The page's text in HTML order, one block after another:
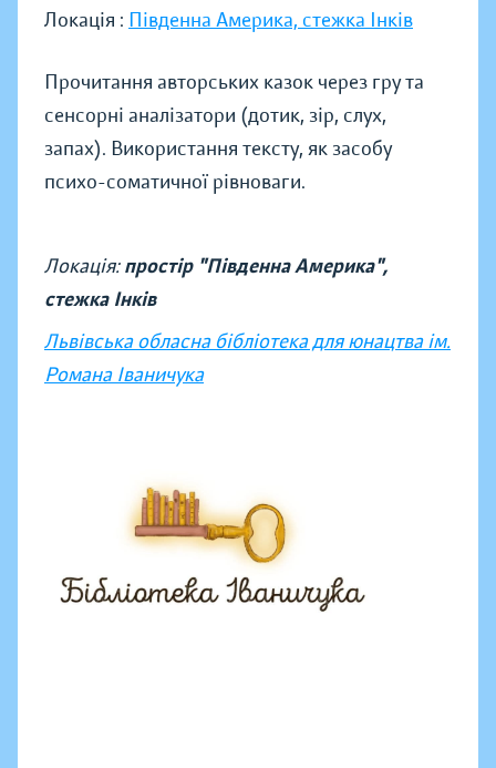
Локація : Південна Америка, стежка Інків
Прочитання авторських казок через гру та
сенсорні аналізатори (дотик, зір, слух,
запах). Використання тексту, як засобу
психо-соматичної рівноваги.
Локація:простір "Південна Америка",
стежка Інків
Львівська обласна бібліотека для юнацтва ім.
Романа Іваничука